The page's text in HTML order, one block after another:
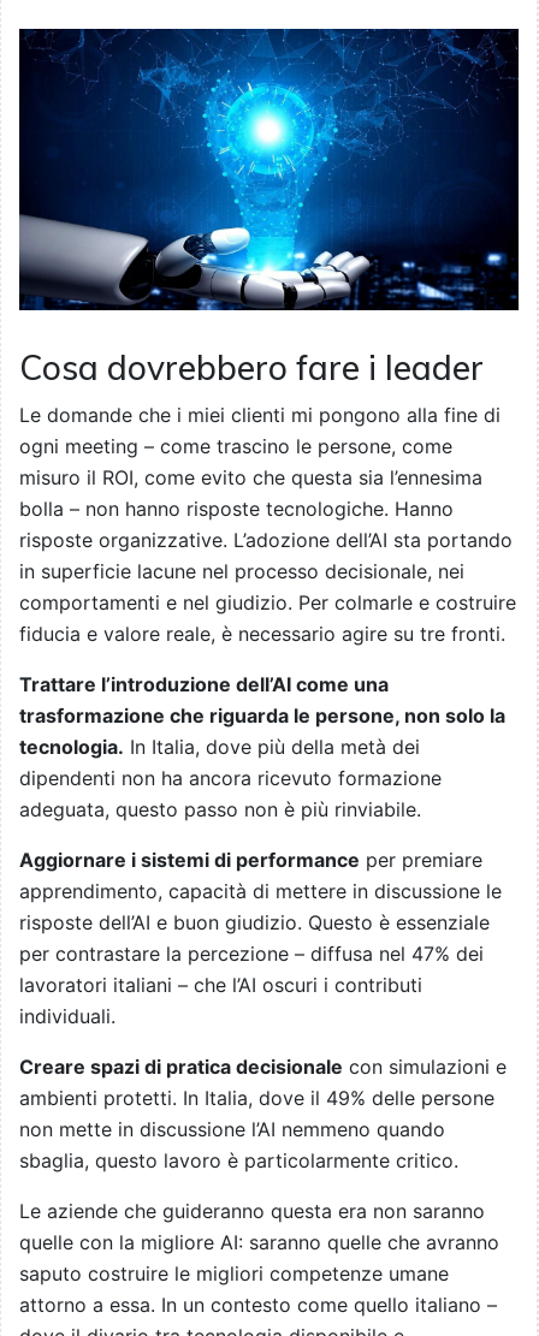
Cosa dovrebbero fare i leader
Le domande che i miei clienti mi pongono alla fine di
ogni meeting – come trascino le persone, come
misuro il ROI, come evito che questa sia l’ennesima
bolla – non hanno risposte tecnologiche. Hanno
risposte organizzative. L’adozione dell’AI sta portando
in superficie lacune nel processo decisionale, nei
comportamenti e nel giudizio. Per colmarle e costruire
fiducia e valore reale, è necessario agire su tre fronti.
Trattare l’introduzione dell’AI come una
trasformazione che riguarda le persone, non solo la
tecnologia. In Italia, dove più della metà dei
dipendenti non ha ancora ricevuto formazione
adeguata, questo passo non è più rinviabile.
Aggiornare i sistemi di performance per premiare
apprendimento, capacità di mettere in discussione le
risposte dell’AI e buon giudizio. Questo è essenziale
per contrastare la percezione – diffusa nel 47% dei
lavoratori italiani – che l’AI oscuri i contributi
individuali.
Creare spazi di pratica decisionale con simulazioni e
ambienti protetti. In Italia, dove il 49% delle persone
non mette in discussione l’AI nemmeno quando
sbaglia, questo lavoro è particolarmente critico.
Le aziende che guideranno questa era non saranno
quelle con la migliore AI: saranno quelle che avranno
saputo costruire le migliori competenze umane
attorno a essa. In un contesto come quello italiano –